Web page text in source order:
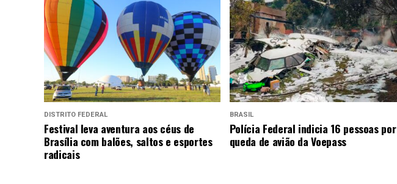
DISTRITO FEDERAL
Festival leva aventura aos céus de
Brasília com balões, saltos e esportes
radicais
BRASIL
Polícia Federal indicia 16 pessoas por
queda de avião da Voepass